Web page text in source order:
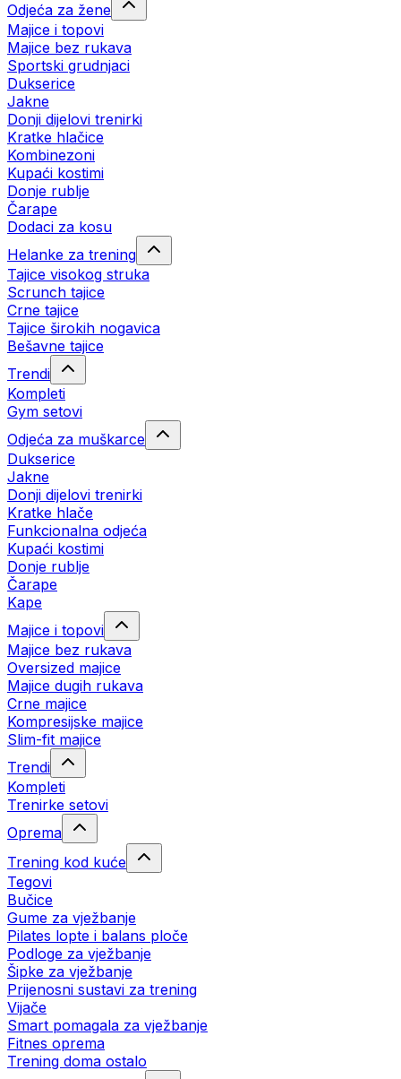
Odjeća za žene
Majice i topovi
Majice bez rukava
Sportski grudnjaci
Dukserice
Jakne
Donji dijelovi trenirki
Kratke hlačice
Kombinezoni
Kupaći kostimi
Donje rublje
Čarape
Dodaci za kosu
Helanke za trening
Tajice visokog struka
Scrunch tajice
Crne tajice
Tajice širokih nogavica
Bešavne tajice
Trendi
Kompleti
Gym setovi
Odjeća za muškarce
Dukserice
Jakne
Donji dijelovi trenirki
Kratke hlače
Funkcionalna odjeća
Kupaći kostimi
Donje rublje
Čarape
Kape
Majice i topovi
Majice bez rukava
Oversized majice
Majice dugih rukava
Crne majice
Kompresijske majice
Slim-fit majice
Trendi
Kompleti
Trenirke setovi
Oprema
Trening kod kuće
Tegovi
Bučice
Gume za vježbanje
Pilates lopte i balans ploče
Podloge za vježbanje
Šipke za vježbanje
Prijenosni sustavi za trening
Vijače
Smart pomagala za vježbanje
Fitnes oprema
Trening doma ostalo